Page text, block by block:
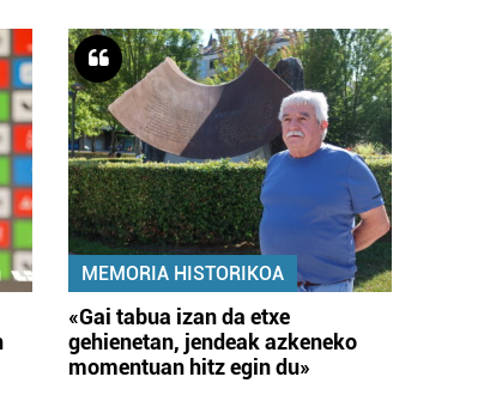
MEMORIA HISTORIKOA
«Gai tabua izan da etxe
gehienetan, jendeak azkeneko
momentuan hitz egin du»